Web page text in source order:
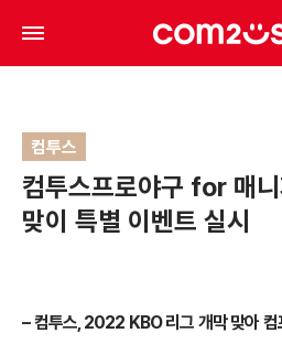
컴투스
컴투스프로야구 for 매
맞이 특별 이벤트 실시
– 컴투스, 2022 KBO 리그 개막 맞아 컴